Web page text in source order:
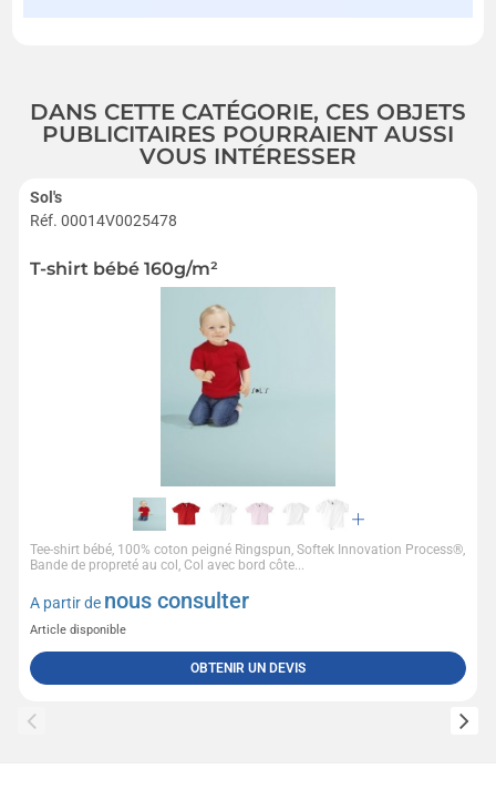
DANS CETTE CATÉGORIE, CES OBJETS
PUBLICITAIRES POURRAIENT AUSSI
VOUS INTÉRESSER
Sol's
Réf. 00014V0025478
T-shirt bébé 160g/m²
Tee-shirt bébé, 100% coton peigné Ringspun, Softek Innovation Process®,
Bande de propreté au col, Col avec bord côte...
A partir de nous consulter
Article disponible
OBTENIR UN DEVIS